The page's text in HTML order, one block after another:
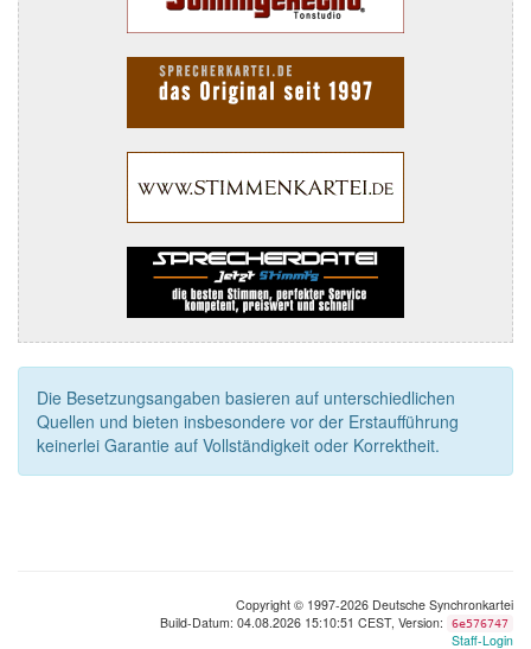
Die Besetzungsangaben basieren auf unterschiedlichen
Quellen und bieten insbesondere vor der Erstaufführung
keinerlei Garantie auf Vollständigkeit oder Korrektheit.
Copyright © 1997-2026 Deutsche Synchronkartei
Build-Datum: 04.08.2026 15:10:51 CEST, Version:
6e576747
Staff-Login